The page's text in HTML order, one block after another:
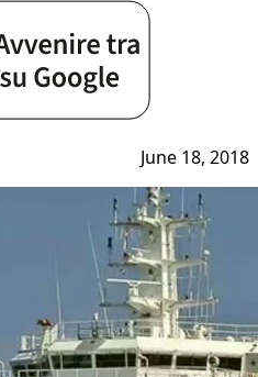
June 18, 2018